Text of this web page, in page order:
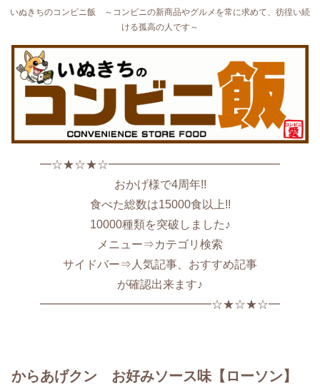
いぬきちのコンビニ飯 ～コンビニの新商品やグルメを常に求めて、彷徨い続
ける孤高の人です～
━☆★☆★☆━━━━━━━━━━━━━━━
おかげ様で4周年!!
食べた総数は15000食以上!!
10000種類を突破しました♪
メニュー⇒カテゴリ検索
サイドバー⇒人気記事、おすすめ記事
が確認出来ます♪
━━━━━━━━━━━━━━━☆★☆★☆━
からあげクン お好みソース味【ローソン】